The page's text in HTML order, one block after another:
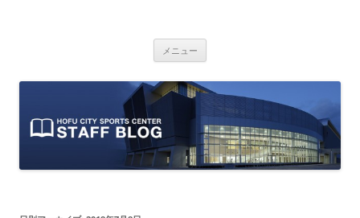
ログ
ャルブログです。
メニュー
ン
ツ
キ
ッ
プ